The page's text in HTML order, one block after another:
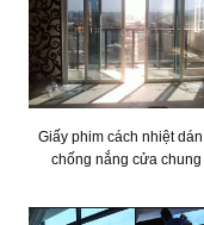
Giấy phim cách nhiệt
chống nắng cửa